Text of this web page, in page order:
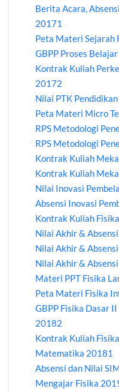
Berita Acara,
20171
Peta Materi Sejarah
GBPP Proses
Kontrak Kuliah
20172
Nilai PTK
Peta Materi Micro
RPS Metodologi
RPS Metodologi
Kontrak Kuliah
Kontrak Kuliah
Nilai Inovasi
Absensi Inovasi
Kontrak Kuliah
Nilai Akhir &
Nilai Akhir &
Nilai Akhir &
Materi PPT Fisika
Peta Materi Fisika
GBPP Fisika Dasar
20182
Kontrak Kuliah
Matematika 20181
Absensi dan Nilai
Mengajar Fisika